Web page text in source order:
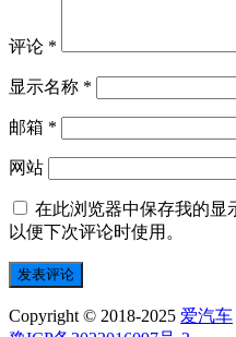
评论 *
显示名称 *
邮箱 *
网站
在此浏览器中保存我的显
以便下次评论时使用。
Copyright © 2018-2025 爱汽车